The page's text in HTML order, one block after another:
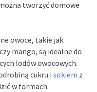
tworzyć domowe
owoce, takie jak
czy mango, są idealne do
lodów owocowych.
cukru isokiem z
w formach.